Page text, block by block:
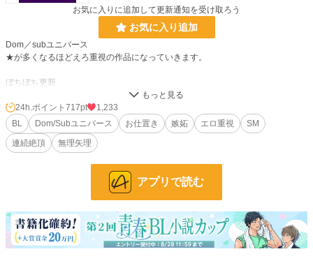
お気に入りに追加して更新通知を受け取ろう
お気に入り追加
Dom／subユニバース
★が多くなるほどえろ重視の作品になっていきます。
ぼちぼち更新
小説 2,142 位 / 228,923 件
BL 393 位 / 31,454 件
文字数 62,196
更新日時 2024.02.21 20:04
24h.ポイント 717pt
1,233
BL
Dom/Subユニバース お仕置き 嫉妬 エロ重視
SM
連続絶頂
無理矢理
アプリで読む